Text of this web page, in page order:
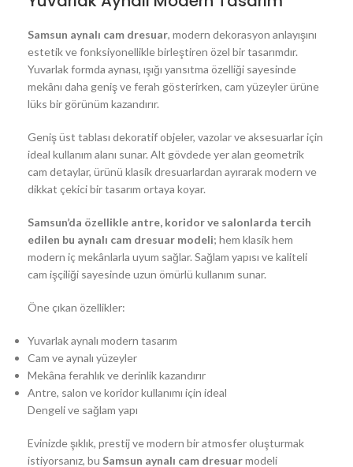
Samsun aynalı cam dresuar, modern dekorasyon anlayışını
estetik ve fonksiyonellikle birleştiren özel bir tasarımdır.
Yuvarlak formda aynası, ışığı yansıtma özelliği sayesinde
mekânı daha geniş ve ferah gösterirken, cam yüzeyler ürüne
lüks bir görünüm kazandırır.
Geniş üst tablası dekoratif objeler, vazolar ve aksesuarlar için
ideal kullanım alanı sunar. Alt gövdede yer alan geometrik
cam detaylar, ürünü klasik dresuarlardan ayırarak modern ve
dikkat çekici bir tasarım ortaya koyar.
Samsun’da özellikle antre, koridor ve salonlarda tercih
edilen bu aynalı cam dresuar modeli; hem klasik hem
modern iç mekânlarla uyum sağlar. Sağlam yapısı ve kaliteli
cam işçiliği sayesinde uzun ömürlü kullanım sunar.
Öne çıkan özellikler:
Yuvarlak aynalı modern tasarım
Cam ve aynalı yüzeyler
Mekâna ferahlık ve derinlik kazandırır
Antre, salon ve koridor kullanımı için ideal
Dengeli ve sağlam yapı
Evinizde şıklık, prestij ve modern bir atmosfer oluşturmak
istiyorsanız, bu Samsun aynalı cam dresuarmodeli